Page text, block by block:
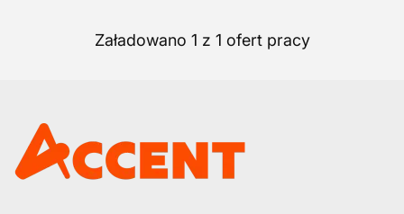
Załadowano 1 z 1 ofert pracy